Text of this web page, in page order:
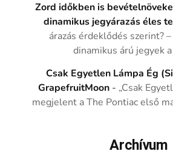
Zord időkben is
dinamikus jegyárazás éles
árazás érdeklődés szerint?
dinamikus árú jegyek
Csak Egyetlen Lámpa Ég
GrapefruitMoon - „Csak
megjelent a The Pontiac első
Archívum